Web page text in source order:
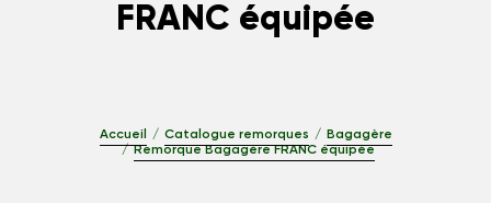
FRANC équipée
Accueil Catalogue remorques
Bagagère
Remorque Bagagère FRANC équipée